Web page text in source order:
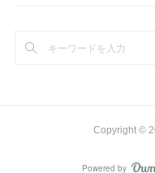
(
Copyright ©
Powered by